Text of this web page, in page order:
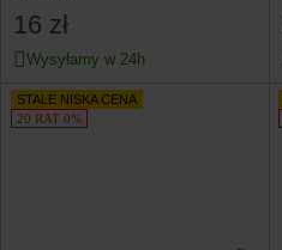
16 zł
Wysyłamy w 24h
STALE NISKA CENA
20 RAT 0%